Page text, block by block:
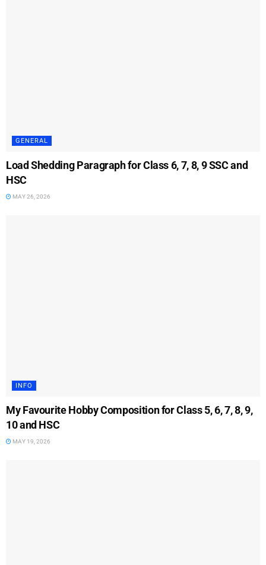
GENERAL
Load Shedding Paragraph for Class 6, 7, 8, 9 SSC and
HSC
MAY 26, 2026
INFO
My Favourite Hobby Composition for Class 5, 6, 7, 8, 9,
10 and HSC
MAY 19, 2026